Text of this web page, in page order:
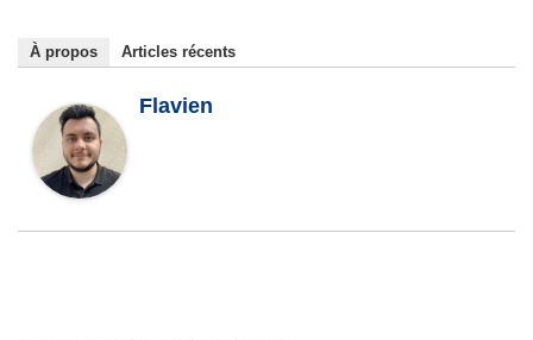
À propos Articles récents
Flavien